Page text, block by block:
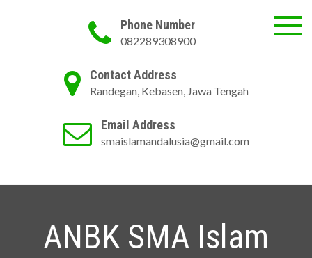
Phone Number
082289308900
Contact Address
Randegan, Kebasen, Jawa Tengah
Email Address
smaislamandalusia@gmail.com
ANBK SMA Islam